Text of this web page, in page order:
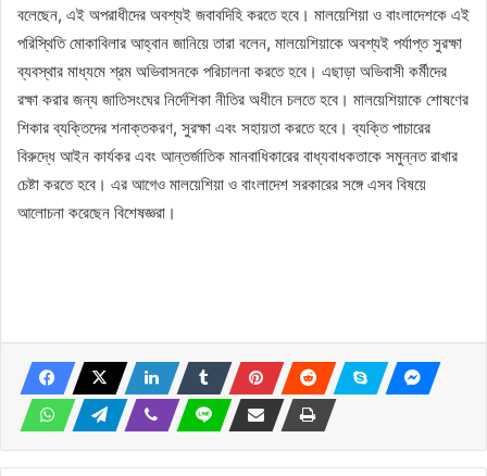
বলেছেন, এই অপরাধীদের অবশ্যই জবাবদিহি করতে হবে। মালয়েশিয়া ও বাংলাদেশকে এই
পরিস্থিতি মোকাবিলার আহ্বান জানিয়ে তারা বলেন, মালয়েশিয়াকে অবশ্যই পর্যাপ্ত সুরক্ষা
ব্যবস্থার মাধ্যমে শ্রম অভিবাসনকে পরিচালনা করতে হবে। এছাড়া অভিবাসী কর্মীদের
রক্ষা করার জন্য জাতিসংঘের নির্দেশিকা নীতির অধীনে চলতে হবে। মালয়েশিয়াকে শোষণের
শিকার ব্যক্তিদের শনাক্তকরণ, সুরক্ষা এবং সহায়তা করতে হবে। ব্যক্তি পাচারের
বিরুদ্ধে আইন কার্যকর এবং আন্তর্জাতিক মানবাধিকারের বাধ্যবাধকতাকে সমুন্নত রাখার
চেষ্টা করতে হবে। এর আগেও মালয়েশিয়া ও বাংলাদেশ সরকারের সঙ্গে এসব বিষয়ে
আলোচনা করেছেন বিশেষজ্ঞরা।